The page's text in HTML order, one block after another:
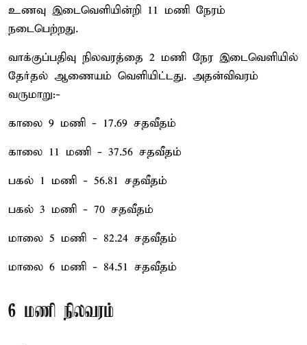
உணவு இடைவெளியின்றி 11 மணி நேரம்
நடைபெற்றது.
வாக்குப்பதிவு நிலவரத்தை 2 மணி நேர இடைவெளியில்
தேர்தல் ஆணையம் வெளியிட்டது. அதன்விவரம்
வருமாறு:-
காலை 9 மணி - 17.69 சதவீதம்
காலை 11 மணி - 37.56 சதவீதம்
பகல் 1 மணி - 56.81 சதவீதம்
பகல் 3 மணி - 70 சதவீதம்
மாலை 5 மணி - 82.24 சதவீதம்
மாலை 6 மணி - 84.51 சதவீதம்
6 மணி நிலவரம்